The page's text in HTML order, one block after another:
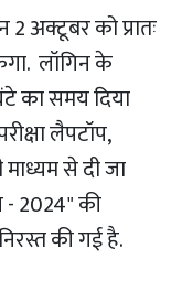
2 अक्टूबर को प्रातः
लॉगिन के
का समय दिया
लैपटॉप,
से दी जा
- 2024" की
की गई है.